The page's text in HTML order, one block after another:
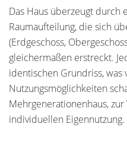
Das Haus überzeugt durch
Raumaufteilung, die sich
(Erdgeschoss,
gleichermaßen erstreckt.
identischen Grundriss, was
Nutzungsmöglichkeiten
Mehrgenerationenhaus,
individuellen Eigennutzung.